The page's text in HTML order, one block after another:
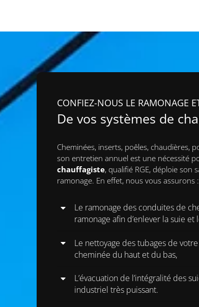
CONFIEZ-NOUS LE RAMONAGE
De vos systèmes de
Cheminées, inserts, poêles, chaudières,
son entretien annuel est une nécessité
chauffagiste, qualifié RGE, déploie son
ramonage. En effet, nous vous assurons :
Le ramonage des conduites de
ramonage afin d’enlever la suie
Le nettoyage des tubages de
cheminée du haut et du bas,
L’évacuation de l’intégralité des
industriel très puissant.